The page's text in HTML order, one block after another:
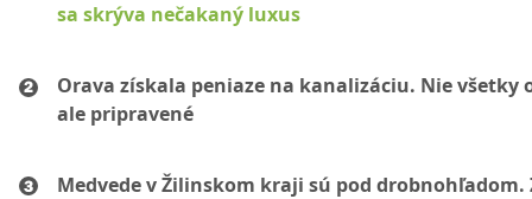
sa skrýva nečakaný luxus
Orava získala peniaze na kanalizáciu. Nie všetky
ale pripravené
Medvede v Žilinskom kraji sú pod drobnohľadom.